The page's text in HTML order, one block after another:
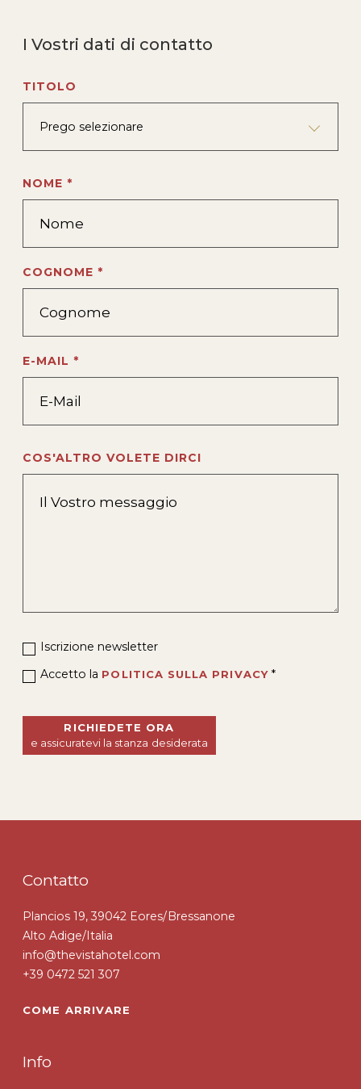
I Vostri dati di contatto
TITOLO
Prego selezionare
NOME *
COGNOME *
E-MAIL *
COS'ALTRO VOLETE DIRCI
Iscrizione newsletter
Accetto la POLITICA SULLA PRIVACY*
RICHIEDETE ORA
e assicuratevi la stanza desiderata
Contatto
Plancios 19, 39042 Eores/Bressanone
Alto Adige/Italia
info@thevistahotel.com
+39 0472 521 307
COME ARRIVARE
Info